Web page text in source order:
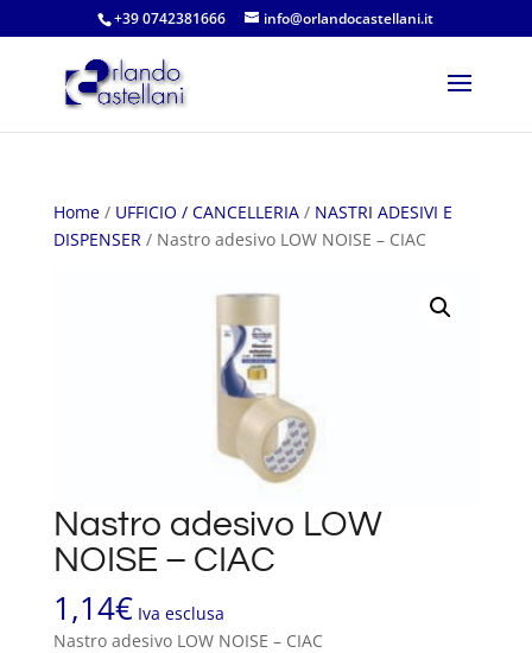
+39 0742381666 info@orlandocastellani.it
Home/ UFFICIO / CANCELLERIA/ NASTRI ADESIVI E
DISPENSER/ Nastro adesivo LOW NOISE – CIAC
Nastro adesivo LOW
NOISE – CIAC
1,14€ Iva esclusa
Nastro adesivo LOW NOISE – CIAC